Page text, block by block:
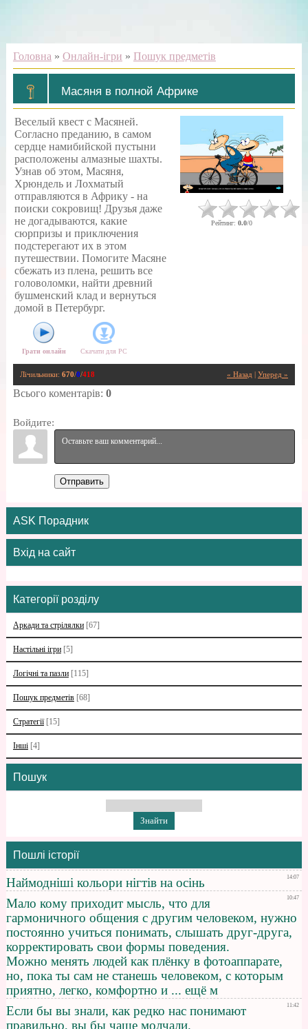
Головна » Онлайн-ігри » Пошук предметів
Масяня в полной Африке
Веселый квест с Масяней.
Согласно преданию, в самом
сердце намибийской пустыни
расположены алмазные шахты.
Узнав об этом, Масяня,
Хрюндель и Лохматый
отправляются в Африку - на
поиски сокровищ! Друзья даже
не догадываются, какие
сюрпризы и приключения
подстерегают их в этом
путешествии. Помогите Масяне
сбежать из плена, решить все
головоломки, найти древний
бушменский клад и вернуться
домой в Петербург.
Грати онлайн Скачати для PC
Рейтинг: 0.0/0
« Назад Уперед »
Лічильники: 670/0/418
Всього коментарів: 0
Войдите:
Отправить
ASK Порадник
Вхід на сайт
Категорії розділу
Аркади та стрілялки [67]
Настільні ігри [5]
Логічні та пазли [115]
Пошук предметів [68]
Стратегії [15]
Інші [4]
Пошук
Пошлі історії